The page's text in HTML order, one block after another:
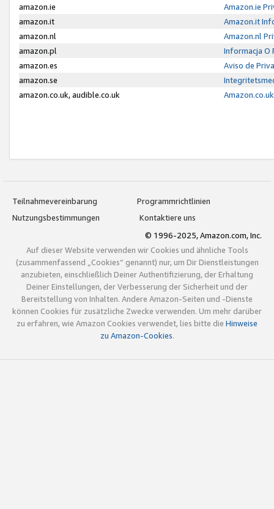
amazon.ie
Amazon.ie
amazon.it
Amazon.it
amazon.nl
Amazon.nl
amazon.pl
Informacja O
amazon.es
Aviso de
amazon.se
amazon.co.uk, audible.co.uk
Teilnahmevereinbarung
Programmrichtlinien
Nutzungsbestimmungen
Kontaktiere uns
© 1996-2025, Amazon.com, Inc.
Auf dieser Website verwenden wir Cookies und ähnliche Tools
(zusammenfassend „Cookies“ genannt) nur, um Dir Dienstleistungen
anzubieten, einschließlich Deiner Authentifizierung, der Erhaltung
Deiner Einstellungen, der Verbesserung der Sicherheit und der
Bereitstellung von Inhalten. Andere Amazon-Seiten und -Dienste
können Cookies für zusätzliche Zwecke verwenden. Um mehr darüber
zu erfahren, wie Amazon Cookies verwendet, lies bitte die Hinweise
zu Amazon-Cookies.